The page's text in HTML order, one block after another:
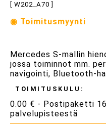
[ W202_A70 ]
◉ Toimitusmyynti
Mercedes S-mallin
jossa toiminnot mm.
navigointi, Bluetooth-
TOIMITUSKULU:
0.00 € - Postipaketti
palvelupisteestä